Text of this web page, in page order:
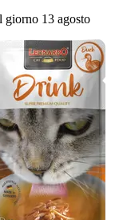
giorno 13 agosto